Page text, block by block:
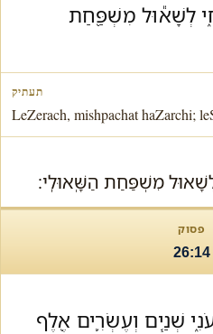
לְשָׁא֕וּל מִשְׁפַּ֖חַת
LeZerach, mishpachat haZarchi;
מִשְׁפַּחַת הַשָּֽׁאוּלִֽי׃
26:14
שְׁנַ֧יִם וְעֶשְׂרִ֛ים אֶ֖לֶף